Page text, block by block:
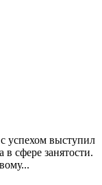
успехом выступил
в сфере занятости.